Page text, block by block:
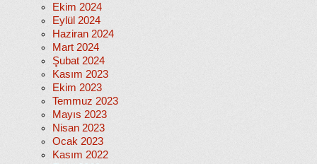
Ekim 2024
Eylül 2024
Haziran 2024
Mart 2024
Şubat 2024
Kasım 2023
Ekim 2023
Temmuz 2023
Mayıs 2023
Nisan 2023
Ocak 2023
Kasım 2022